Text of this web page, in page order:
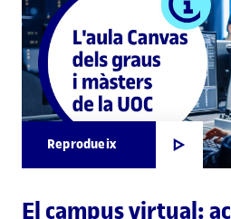
Reprodueix
El campus virtual: